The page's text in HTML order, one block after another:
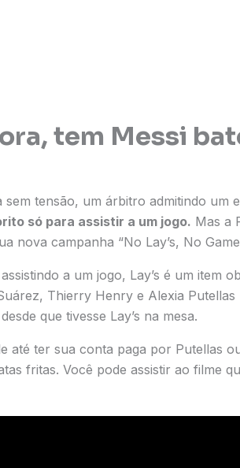
tem Messi
tensão, um árbitro admitindo um
só para assistir a um jogo. Mas a
campanha “No Lay’s, No
a um jogo, Lay’s é um item
Thierry Henry e Alexia
que tivesse Lay’s na mesa.
até ter sua conta paga por Putellas
fritas. Você pode assistir ao filme